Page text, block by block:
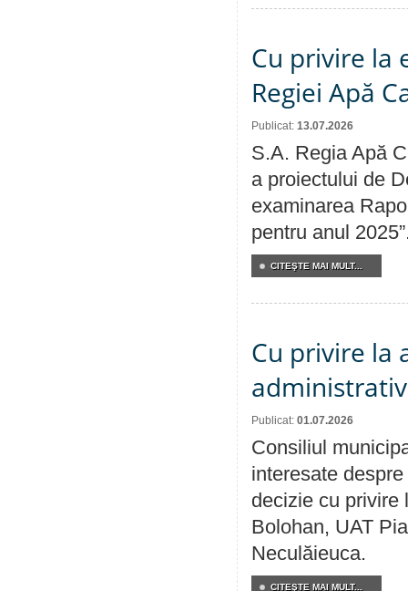
Cu privire la
Regiei Apă
Publicat: 13.07.2026
S.A. Regia Apă
a proiectului de
examinarea
pentru anul
CITEŞTE MAI MULT...
Cu privire la
Publicat: 01.07.2026
Consiliul
interesate
decizie cu privire
Bolohan, UAT
Neculăieuca.
CITEŞTE MAI MULT...